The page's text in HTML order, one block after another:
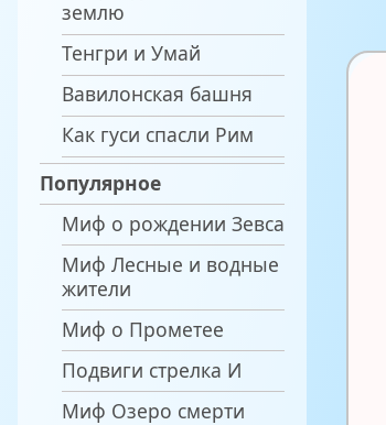
землю
Тенгри и Умай
Вавилонская башня
Как гуси спасли Рим
Популярное
Миф о рождении Зевса
Миф Лесные и водные
жители
Миф о Прометее
Подвиги стрелка И
Миф Озеро смерти